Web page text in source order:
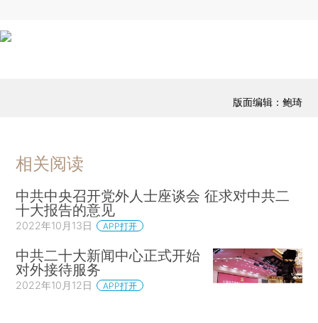
版面编辑：鲍琦
相关阅读
中共中央召开党外人士座谈会 征求对中共二
十大报告的意见
2022年10月13日 APP打开
中共二十大新闻中心正式开始
对外接待服务
2022年10月12日 APP打开